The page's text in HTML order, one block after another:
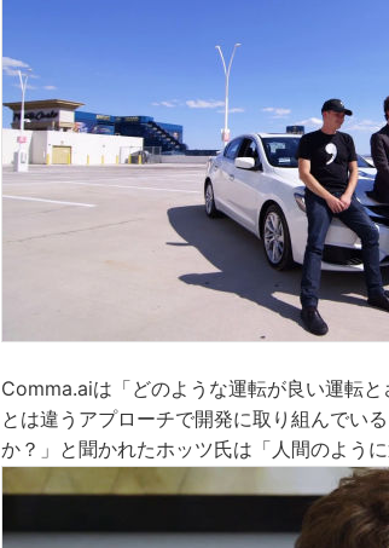
Comma.aiは「どのような運転が良い運転
とは違うアプローチで開発に取り組んでい
か？」と聞かれたホッツ氏は「人間のよう